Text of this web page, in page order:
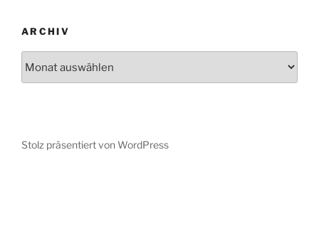
ARCHIV
Stolz präsentiert von WordPress